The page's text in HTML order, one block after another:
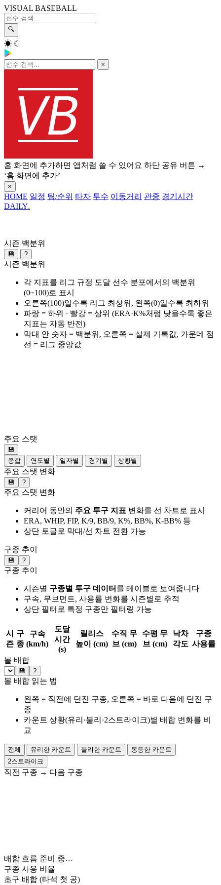
VISUAL BASEBALL
🔍
☀ ☾
×
홈 화면에 추가하면 앱처럼 쓸 수 있어요 하단 공유 버튼 →
‘홈 화면에 추가’
×
HOME 일정 팀/순위 타자 투수 이동거리 관중 경기시간
DAILY.
시즌 백분위
💾 ?
시즌 백분위
각 지표를 리그 규정 도달 선수 분포에서의 백분위
(0~100)로 표시
오른쪽(100)일수록 리그 최상위, 왼쪽(0)일수록 최하위
파랑 = 하위 · 빨강 = 상위 (ERA·K%처럼 낮을수록 좋은
지표는 자동 반전)
막대 안 숫자 = 백분위, 오른쪽 = 실제 기록값, 가운데 점
선 = 리그 중앙값
주요 스탯
💾
종합
연도별 일자별 경기별 상황별
주요 스탯 변화
💾 ?
주요 스탯 변화
커리어 동안의 주요 투구 지표 변화를 선 차트로 표시
ERA, WHIP, FIP, K/9, BB/9, K%, BB%, K-BB% 등
상단 토글로 막대/선 차트 전환 가능
구종 추이
💾 ?
구종 추이
시즌별 구종별 투구 데이터 를 테이블로 보여줍니다
구속, 무브먼트, 사용률 변화를 시즌별로 추적
상단 필터로 특정 구종만 필터링 가능
시
즌
구
종
구속
(km/h)
도달
시간
(s)
릴리스
높이 (cm)
수직 무
브 (cm)
수평 무
브 (cm)
낙차
각도
구종
사용률
볼 배합
💾 ?
볼 배합 읽는 법
왼쪽 = 직전에 던진 구종, 오른쪽 = 바로 다음에 던진 구
종
카운트 상황(유리·불리·2스트라이크)별 배합 변화를 비
교
전체 유리한 카운트 불리한 카운트
동등한 카운트
2스트라이크
직전 구종 → 다음 구종
배합 흐름 준비 중…
구종 사용 비율
초구 배합 (타석 첫 공)